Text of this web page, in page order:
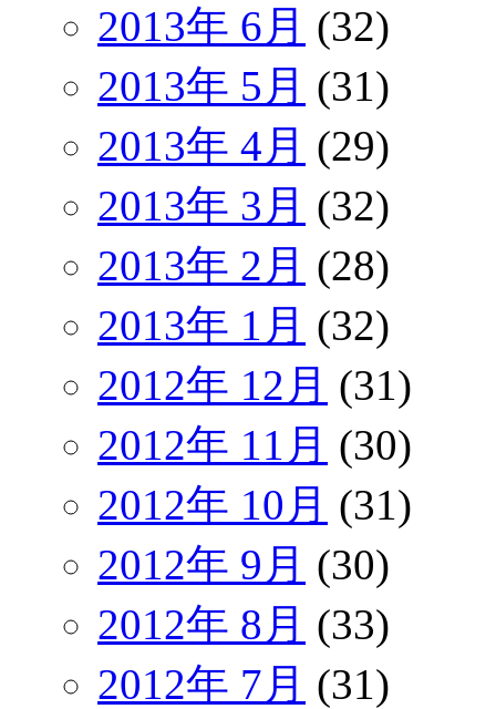
2013年 6月 (32)
2013年 5月 (31)
2013年 4月 (29)
2013年 3月 (32)
2013年 2月 (28)
2013年 1月 (32)
2012年 12月 (31)
2012年 11月 (30)
2012年 10月 (31)
2012年 9月 (30)
2012年 8月 (33)
2012年 7月 (31)